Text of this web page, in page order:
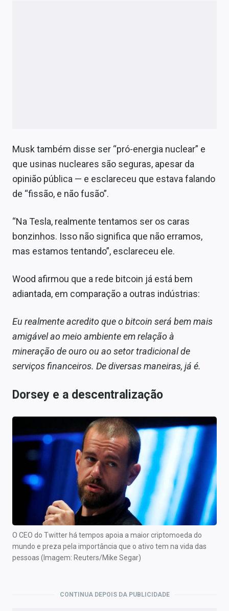
Musk também disse ser “pró-energia nuclear” e
que usinas nucleares são seguras, apesar da
opinião pública — e esclareceu que estava falando
de “fissão, e não fusão”.
“Na Tesla, realmente tentamos ser os caras
bonzinhos. Isso não significa que não erramos,
mas estamos tentando”, esclareceu ele.
Wood afirmou que a rede bitcoin já está bem
adiantada, em comparação a outras indústrias:
Eu realmente acredito que o bitcoin será bem mais
amigável ao meio ambiente em relação à
mineração de ouro ou ao setor tradicional de
serviços financeiros. De diversas maneiras, já é.
Dorsey e a descentralização
O CEO do Twitter há tempos apoia a maior criptomoeda do
mundo e preza pela importância que o ativo tem na vida das
pessoas (Imagem: Reuters/Mike Segar)
CONTINUA DEPOIS DA PUBLICIDADE